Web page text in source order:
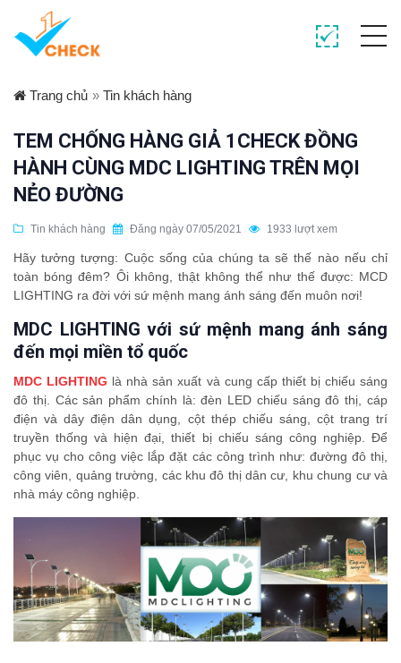
Trang chủ » Tin khách hàng
TEM CHỐNG HÀNG GIẢ 1CHECK ĐỒNG
HÀNH CÙNG MDC LIGHTING TRÊN MỌI
NẺO ĐƯỜNG
Tin khách hàng Đăng ngày 07/05/2021 1933 lượt xem
Hãy tưởng tượng: Cuộc sống của chúng ta sẽ thế nào nếu chỉ
toàn bóng đêm? Ôi không, thật không thể như thế được: MCD
LIGHTING ra đời với sứ mệnh mang ánh sáng đến muôn nơi!
MDC LIGHTING với sứ mệnh mang ánh sáng
đến mọi miền tổ quốc
MDC LIGHTING là nhà sản xuất và cung cấp thiết bị chiếu sáng
đô thị. Các sản phẩm chính là: đèn LED chiếu sáng đô thị, cáp
điện và dây điện dân dụng, cột thép chiếu sáng, cột trang trí
truyền thống và hiện đại, thiết bị chiếu sáng công nghiệp. Để
phục vụ cho công việc lắp đặt các công trình như: đường đô thị,
công viên, quảng trường, các khu đô thị dân cư, khu chung cư và
nhà máy công nghiệp.